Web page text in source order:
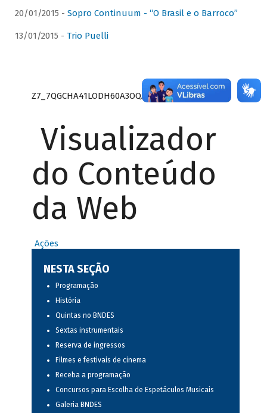
20/01/2015 - Sopro Continuum - “O Brasil e o Barroco”
13/01/2015 - Trio Puelli
Z7_7QGCHA41LODH60A3OQA8RN1415
Visualizador
do Conteúdo
da Web
Ações
NESTA SEÇÃO
Programação
História
Quintas no BNDES
Sextas instrumentais
Reserva de ingressos
Filmes e festivais de cinema
Receba a programação
Concursos para Escolha de Espetáculos Musicais
Galeria BNDES